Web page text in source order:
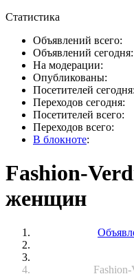
Статистика
Объявлений всего:
Объявлений сегодня:
На модерации:
Опубликованы:
Посетителей сегодня:
Переходов сегодня:
Посетителей всего:
Переходов всего:
В блокноте:
Fashion-
женщин